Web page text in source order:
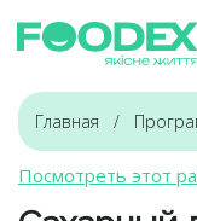
Главная
Посмотреть этот